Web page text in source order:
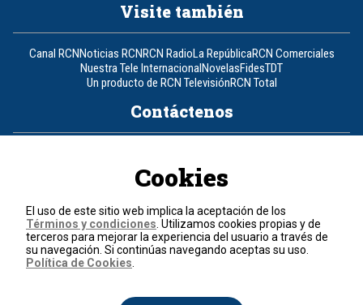
Visite también
Canal RCNNoticias RCNRCN RadioLa RepúblicaRCN Comerciales
Nuestra Tele InternacionalNovelasFidesTDT
Un producto de RCN TelevisiónRCN Total
Contáctenos
Política de cookies
Términos y condiciones
© 2026, RCN Medios.
Todos los derechos reservados.
Cookies
El uso de este sitio web implica la aceptación de los
Términos y condiciones . Utilizamos cookies propias y de
terceros para mejorar la experiencia del usuario a través de
su navegación. Si continúas navegando aceptas su uso.
Política de Cookies